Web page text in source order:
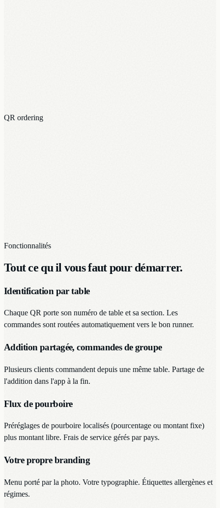
QR ordering
Fonctionnalités
Tout ce qu il vous faut pour démarrer.
Identification par table
Chaque QR porte son numéro de table et sa section. Les
commandes sont routées automatiquement vers le bon runner.
Addition partagée, commandes de groupe
Plusieurs clients commandent depuis une même table. Partage de
l'addition dans l'app à la fin.
Flux de pourboire
Préréglages de pourboire localisés (pourcentage ou montant fixe)
plus montant libre. Frais de service gérés par pays.
Votre propre branding
Menu porté par la photo. Votre typographie. Étiquettes allergènes et
régimes.